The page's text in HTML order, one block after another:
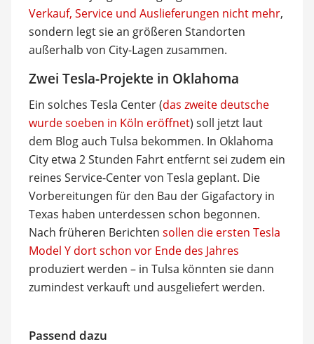
Verkauf, Service und Auslieferungen nicht mehr,
sondern legt sie an größeren Standorten
außerhalb von City-Lagen zusammen.
Zwei Tesla-Projekte in Oklahoma
Ein solches Tesla Center (das zweite deutsche
wurde soeben in Köln eröffnet) soll jetzt laut
dem Blog auch Tulsa bekommen. In Oklahoma
City etwa 2 Stunden Fahrt entfernt sei zudem ein
reines Service-Center von Tesla geplant. Die
Vorbereitungen für den Bau der Gigafactory in
Texas haben unterdessen schon begonnen.
Nach früheren Berichten sollen die ersten Tesla
Model Y dort schon vor Ende des Jahres
produziert werden – in Tulsa könnten sie dann
zumindest verkauft und ausgeliefert werden.
Passend dazu